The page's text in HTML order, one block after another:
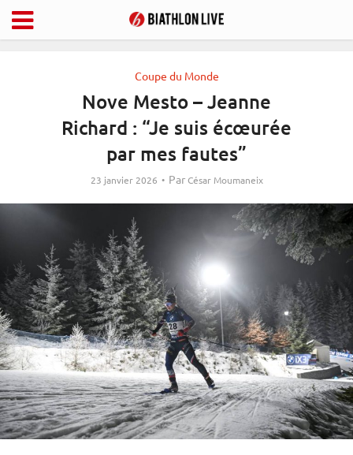
Coupe du Monde
Nove Mesto – Jeanne
Richard : “Je suis écœurée
par mes fautes”
23 janvier 2026 ParCésar Moumaneix